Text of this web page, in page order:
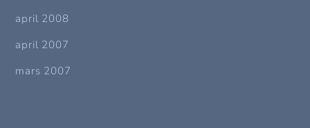
april 2008
april 2007
mars 2007